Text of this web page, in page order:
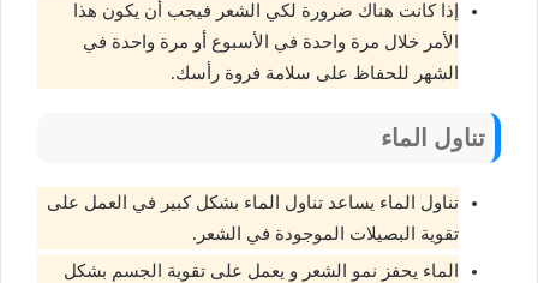
إذا كانت هناك ضرورة لكي الشعر فيجب أن يكون هذا
الأمر خلال مرة واحدة في الأسبوع أو مرة واحدة في
الشهر للحفاظ على سلامة فروة رأسك.
تناول الماء
تناول الماء يساعد تناول الماء بشكل كبير في العمل على
تقوية البصيلات الموجودة في الشعر.
الماء يحفز نمو الشعر و يعمل على تقوية الجسم بشكل